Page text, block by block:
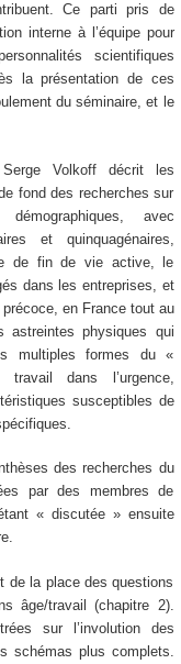
Ce parti pris de
interne à l’équipe pour
scientifiques
la présentation de ces
du séminaire, et le
Volkoff décrit les
fond des recherches sur
avec
et quinquagénaires,
de fin de vie active, le
dans les entreprises, et
en France tout au
astreintes physiques qui
multiples formes du «
dans l’urgence,
susceptibles de
des recherches du
par des membres de
« discutée » ensuite
de la place des questions
âge/travail (chapitre 2).
sur l’involution des
schémas plus complets.